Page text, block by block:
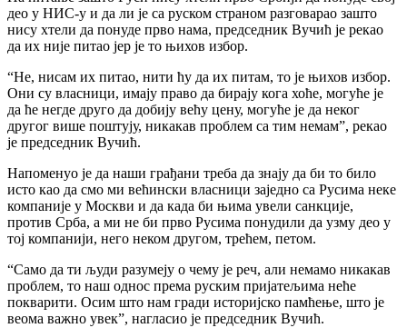
део у НИС-у и да ли је са руском страном разговарао зашто
нису хтели да понуде прво нама, председник Вучић је рекао
да их није питао јер је то њихов избор.
“Не, нисам их питао, нити ћу да их питам, то је њихов избор.
Они су власници, имају право да бирају кога хоће, могуће је
да ће негде друго да добију већу цену, могуће је да неког
другог више поштују, никакав проблем са тим немам”, рекао
је председник Вучић.
Напоменуо је да наши грађани треба да знају да би то било
исто као да смо ми већински власници заједно са Русима неке
компаније у Москви и да када би њима увели санкције,
против Срба, а ми не би прво Русима понудили да узму део у
тој компанији, него неком другом, трећем, петом.
“Само да ти људи разумеју о чему је реч, али немамо никакав
проблем, то наш однос према руским пријатељима неће
покварити. Осим што нам гради историјско памћење, што је
веома важно увек”, нагласио је председник Вучић.